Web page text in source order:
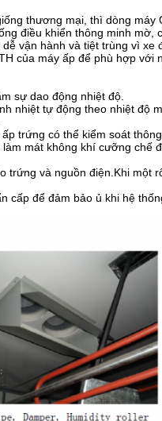
thương mại, thì dòng máy
điều khiển thông minh mờ,
vận hành và tiệt trùng vì xe
của máy ấp để phù hợp với
sự dao động nhiệt độ.
nhiệt tự động theo nhiệt độ
trứng có thể kiểm soát
mát không khí cưỡng chế
trứng và nguồn điện.Khi một
cấp để đảm bảo ủ khi hệ